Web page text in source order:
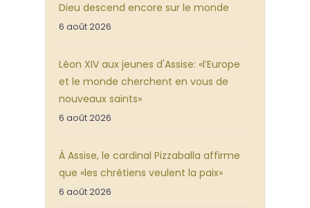
Dieu descend encore sur le monde
6 août 2026
Léon XIV aux jeunes d'Assise: «l’Europe
et le monde cherchent en vous de
nouveaux saints»
6 août 2026
À Assise, le cardinal Pizzaballa affirme
que «les chrétiens veulent la paix»
6 août 2026